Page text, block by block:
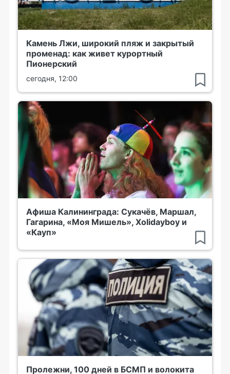
Камень Лжи, широкий пляж и закрытый
променад: как живет курортный
Пионерский
сегодня, 12:00
Афиша Калининграда: Сукачёв, Маршал,
Гагарина, «Моя Мишель», Xolidayboy и
«Кауп»
Пролежни, 100 дней в БСМП и волокита